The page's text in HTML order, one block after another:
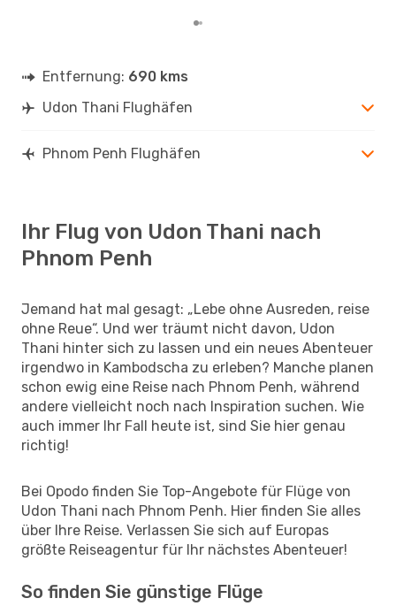
Entfernung: 690 kms
Udon Thani Flughäfen
Phnom Penh Flughäfen
Ihr Flug von Udon Thani nach
Phnom Penh
Jemand hat mal gesagt: „Lebe ohne Ausreden, reise
ohne Reue“. Und wer träumt nicht davon, Udon
Thani hinter sich zu lassen und ein neues Abenteuer
irgendwo in Kambodscha zu erleben? Manche planen
schon ewig eine Reise nach Phnom Penh, während
andere vielleicht noch nach Inspiration suchen. Wie
auch immer Ihr Fall heute ist, sind Sie hier genau
richtig!
Bei Opodo finden Sie Top-Angebote für Flüge von
Udon Thani nach Phnom Penh. Hier finden Sie alles
über Ihre Reise. Verlassen Sie sich auf Europas
größte Reiseagentur für Ihr nächstes Abenteuer!
So finden Sie günstige Flüge